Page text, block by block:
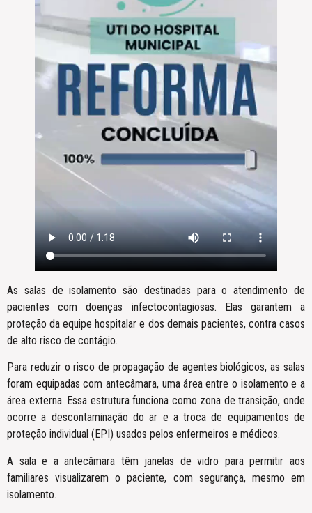
As salas de isolamento são destinadas para o atendimento de
pacientes com doenças infectocontagiosas. Elas garantem a
proteção da equipe hospitalar e dos demais pacientes, contra casos
de alto risco de contágio.
Para reduzir o risco de propagação de agentes biológicos, as salas
foram equipadas com antecâmara, uma área entre o isolamento e a
área externa. Essa estrutura funciona como zona de transição, onde
ocorre a descontaminação do ar e a troca de equipamentos de
proteção individual (EPI) usados pelos enfermeiros e médicos.
A sala e a antecâmara têm janelas de vidro para permitir aos
familiares visualizarem o paciente, com segurança, mesmo em
isolamento.